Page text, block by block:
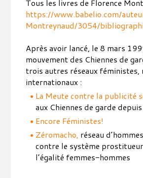
Tous les livres de Florence
https://www.babelio.com/
Montreynaud/3054/
Après avoir lancé, le 8 mars
mouvement des Chiennes de
trois autres réseaux féministes,
internationaux :
La Meute contre la publicité
aux Chiennes de garde
Encore Féministes!
Zéromacho, réseau
contre le système
l’égalité femmes-hommes